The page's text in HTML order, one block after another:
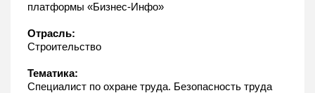
платформы «Бизнес-Инфо»
Отрасль:
Строительство
Тематика:
Специалист по охране труда. Безопасность труда